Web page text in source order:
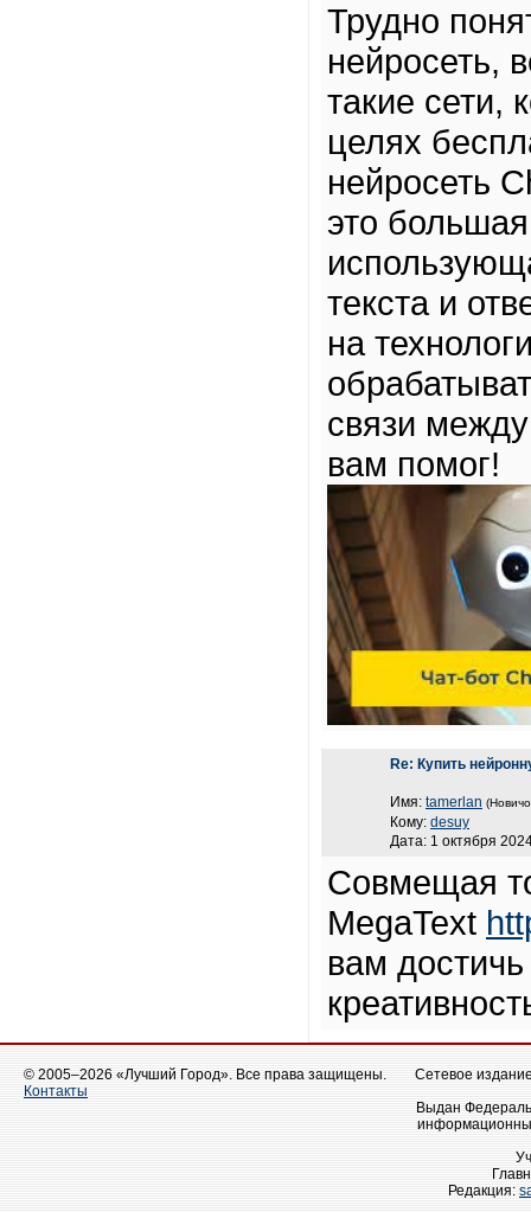
Трудно
нейросеть,
такие сети,
целях
нейросеть
это
текста и
на
связи
вам помог!
Re: Купить
Имя: tamerlan
Кому: desuy
Дата: 1 октября
Совмещая
MegaText
вам
© 2005–2026 «Лучший Город». Все права защищены.
Контакты
Сетевое
Выдан
Редакция: